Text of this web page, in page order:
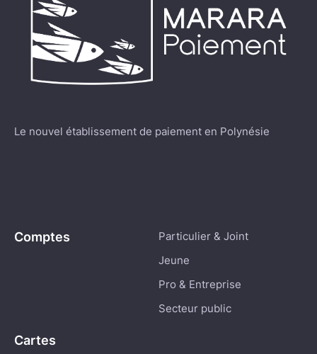
Le nouvel établissement de paiement en Polynésie
Comptes
Particulier & Joint
Jeune
Pro & Entreprise
Secteur public
Cartes